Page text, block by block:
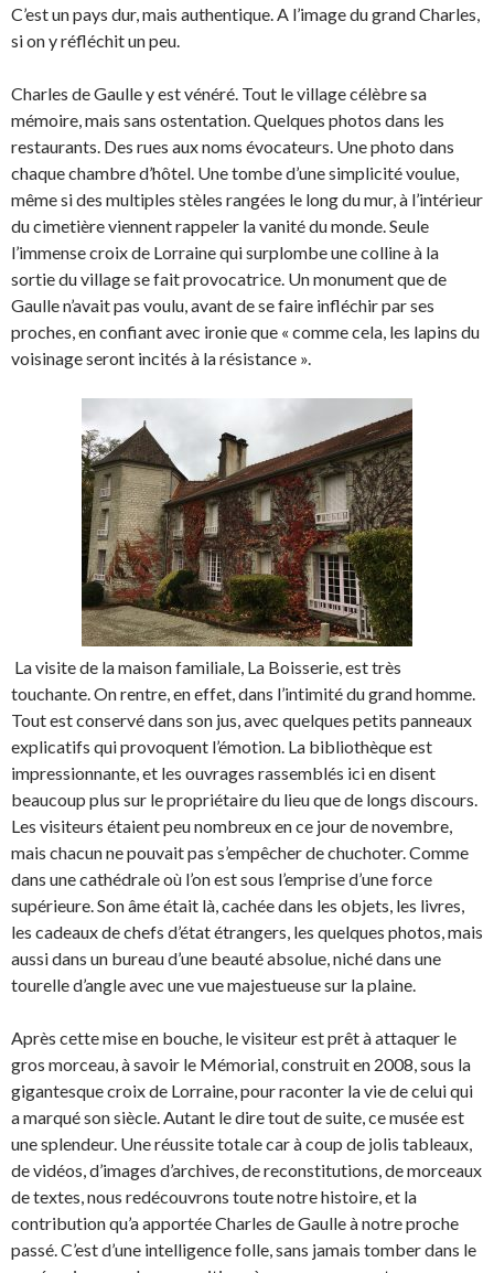
C’est un pays dur, mais authentique. A l’image du grand Charles,
si on y réfléchit un peu.
Charles de Gaulle y est vénéré. Tout le village célèbre sa
mémoire, mais sans ostentation. Quelques photos dans les
restaurants. Des rues aux noms évocateurs. Une photo dans
chaque chambre d’hôtel. Une tombe d’une simplicité voulue,
même si des multiples stèles rangées le long du mur, à l’intérieur
du cimetière viennent rappeler la vanité du monde. Seule
l’immense croix de Lorraine qui surplombe une colline à la
sortie du village se fait provocatrice. Un monument que de
Gaulle n’avait pas voulu, avant de se faire infléchir par ses
proches, en confiant avec ironie que « comme cela, les lapins du
voisinage seront incités à la résistance ».
La visite de la maison familiale, La Boisserie, est très
touchante. On rentre, en effet, dans l’intimité du grand homme.
Tout est conservé dans son jus, avec quelques petits panneaux
explicatifs qui provoquent l’émotion. La bibliothèque est
impressionnante, et les ouvrages rassemblés ici en disent
beaucoup plus sur le propriétaire du lieu que de longs discours.
Les visiteurs étaient peu nombreux en ce jour de novembre,
mais chacun ne pouvait pas s’empêcher de chuchoter. Comme
dans une cathédrale où l’on est sous l’emprise d’une force
supérieure. Son âme était là, cachée dans les objets, les livres,
les cadeaux de chefs d’état étrangers, les quelques photos, mais
aussi dans un bureau d’une beauté absolue, niché dans une
tourelle d’angle avec une vue majestueuse sur la plaine.
Après cette mise en bouche, le visiteur est prêt à attaquer le
gros morceau, à savoir le Mémorial, construit en 2008, sous la
gigantesque croix de Lorraine, pour raconter la vie de celui qui
a marqué son siècle. Autant le dire tout de suite, ce musée est
une splendeur. Une réussite totale car à coup de jolis tableaux,
de vidéos, d’images d’archives, de reconstitutions, de morceaux
de textes, nous redécouvrons toute notre histoire, et la
contribution qu’a apportée Charles de Gaulle à notre proche
passé. C’est d’une intelligence folle, sans jamais tomber dans le